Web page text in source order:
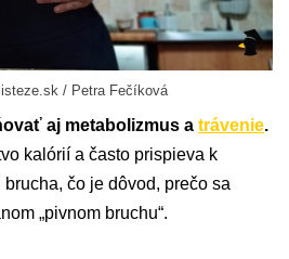
/ Petra Fečíková
aj metabolizmus a trávenie.
kalórií a často prispieva k
čo je dôvod, prečo sa
„pivnom bruchu“.